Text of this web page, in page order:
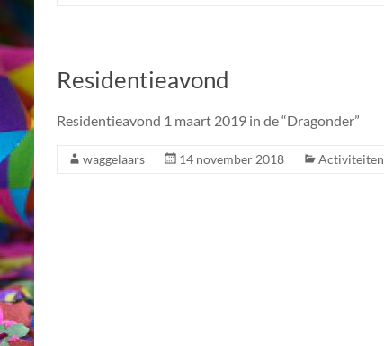
Residentieavond
Residentieavond 1 maart 2019 in de “Dragonder”
waggelaars 14 november 2018 Activiteiten